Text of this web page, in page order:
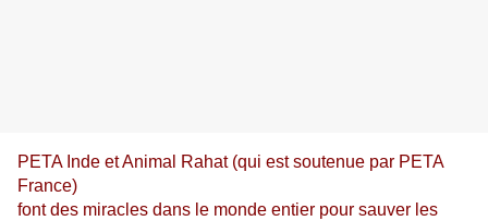
PETA Inde et Animal Rahat (qui est soutenue par PETA
France)
font des miracles dans le monde entier pour sauver les